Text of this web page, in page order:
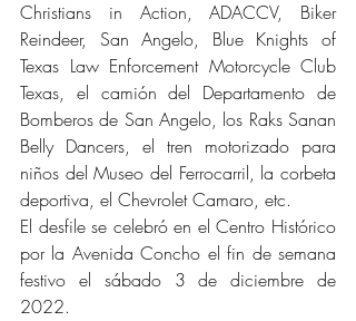
Christians in Action, ADACCV, Biker
Reindeer, San Angelo, Blue Knights of
Texas Law Enforcement Motorcycle Club
Texas, el camión del Departamento de
Bomberos de San Angelo, los Raks Sanan
Belly Dancers, el tren motorizado para
niños del Museo del Ferrocarril, la corbeta
deportiva, el Chevrolet Camaro, etc.
El desfile se celebró en el Centro Histórico
por la Avenida Concho el fin de semana
festivo el sábado 3 de diciembre de
2022.